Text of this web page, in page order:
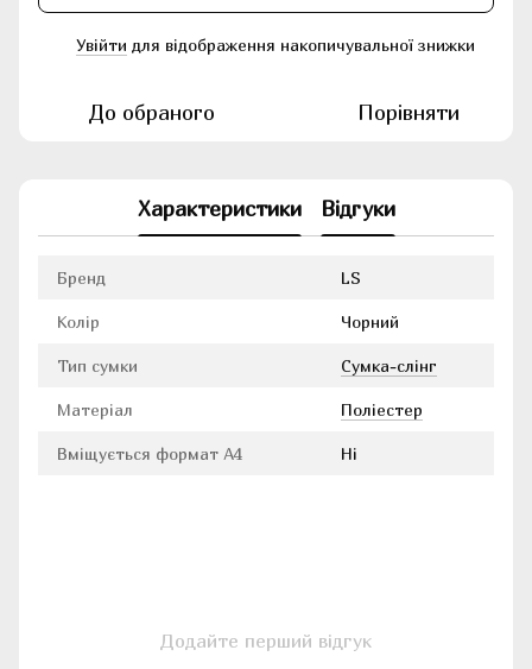
Увійти для відображення накопичувальної знижки
До обраного Порівняти
Характеристики Відгуки
Бренд LS
Колір Чорний
Тип сумки Сумка-слінг
Матеріал Поліестер
Вміщується формат А4 Ні
Додайте перший відгук